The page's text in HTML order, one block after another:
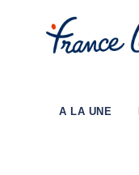
A LA UNE